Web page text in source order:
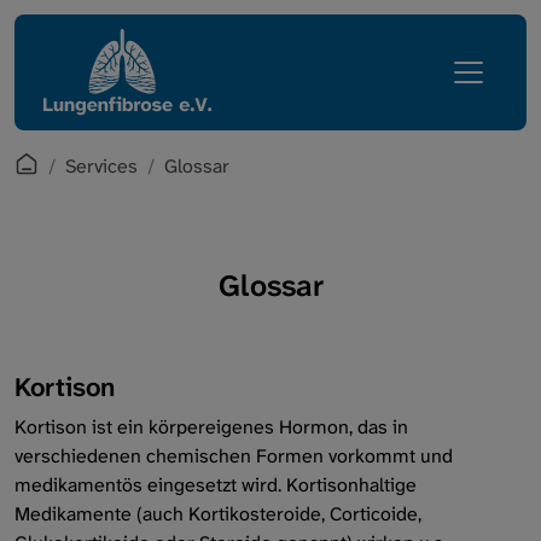
Direkt zur Hauptnavigation springen
Direkt zum Inhalt springen
Startpage
Services Glossar
Glossar
Kortison
Kortison ist ein körpereigenes Hormon, das in
verschiedenen chemischen Formen vorkommt und
medikamentös eingesetzt wird. Kortisonhaltige
Medikamente (auch Kortikosteroide, Corticoide,
Lungenfibrose
Erkrankung
Leben mit Lungenfibrose
Intern
Mediathek